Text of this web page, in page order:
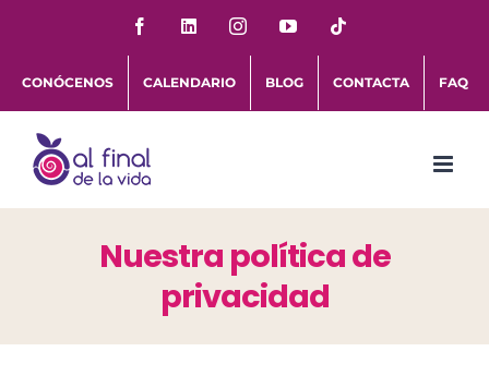
contenido
FacebookLinkedInInstagramYouTube
CONÓCENOS CALENDARIO BLOG CONTACTA FAQ
Nuestra política de
privacidad